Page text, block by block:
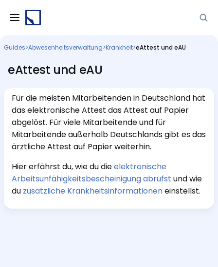
Guides>Abwesenheitsverwaltung>Krankheit>eAttest und eAU
eAttest und eAU
Für die meisten Mitarbeitenden in Deutschland hat
das elektronische Attest das Attest auf Papier
abgelöst. Für viele Mitarbeitende und für
Mitarbeitende außerhalb Deutschlands gibt es das
ärztliche Attest auf Papier weiterhin.
Hier erfährst du, wie du dieelektronische
Arbeitsunfähigkeitsbescheinigung abrufst und wie
du zusätzliche Krankheitsinformationeneinstellst.